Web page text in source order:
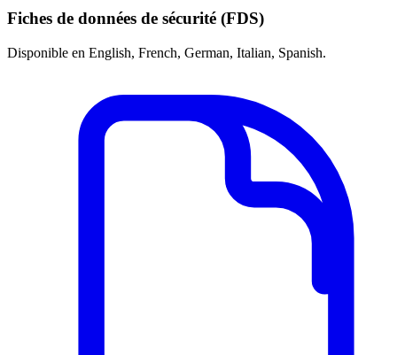
Fiches de données de sécurité (FDS)
Disponible en English, French, German, Italian, Spanish.